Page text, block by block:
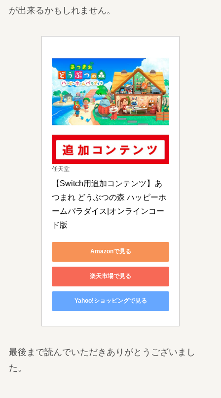
が出来るかもしれません。
任天堂
【Switch用追加コンテンツ】あ
つまれ どうぶつの森 ハッピーホ
ームパラダイス|オンラインコー
ド版
Amazonで見る
楽天市場で見る
Yahoo!ショッピングで見る
最後まで読んでいただきありがとうございまし
た。